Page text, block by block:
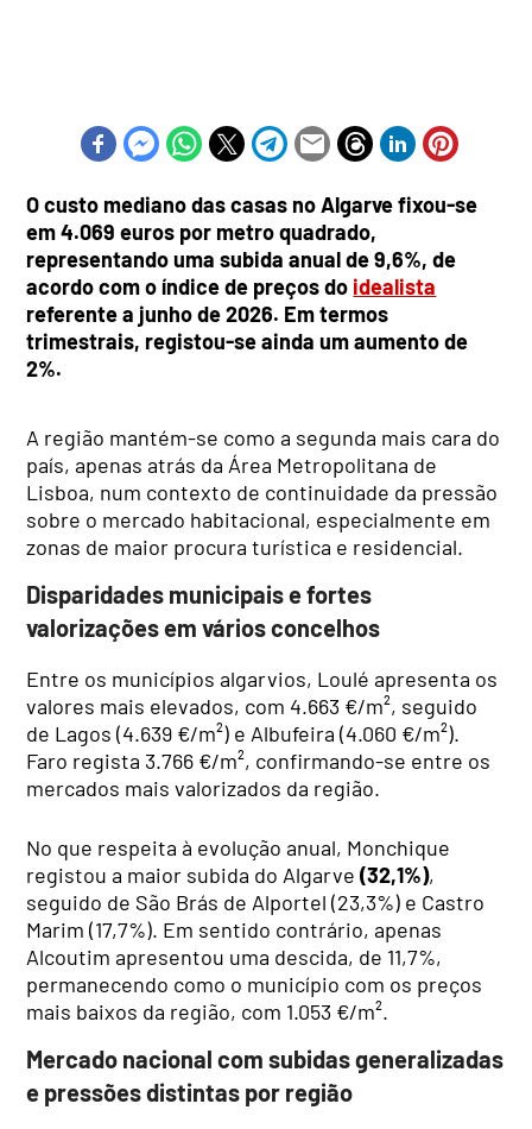
O custo mediano das casas no Algarve fixou-se
em 4.069 euros por metro quadrado,
representando uma subida anual de 9,6%, de
acordo com o índice de preços do idealista
referente a junho de 2026. Em termos
trimestrais, registou-se ainda um aumento de
2%.
A região mantém-se como a segunda mais cara do
país, apenas atrás da Área Metropolitana de
Lisboa, num contexto de continuidade da pressão
sobre o mercado habitacional, especialmente em
zonas de maior procura turística e residencial.
Disparidades municipais e fortes
valorizações em vários concelhos
Entre os municípios algarvios, Loulé apresenta os
valores mais elevados, com 4.663 €/m², seguido
de Lagos (4.639 €/m²) e Albufeira (4.060 €/m²).
Faro regista 3.766 €/m², confirmando-se entre os
mercados mais valorizados da região.
No que respeita à evolução anual, Monchique
registou a maior subida do Algarve (32,1%),
seguido de São Brás de Alportel (23,3%) e Castro
Marim (17,7%). Em sentido contrário, apenas
Alcoutim apresentou uma descida, de 11,7%,
permanecendo como o município com os preços
mais baixos da região, com 1.053 €/m².
Mercado nacional com subidas generalizadas
e pressões distintas por região